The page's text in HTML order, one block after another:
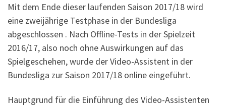
Mit dem Ende dieser laufenden Saison 2017/18 wird
eine zweijährige Testphase in der Bundesliga
abgeschlossen . Nach Offline-Tests in der Spielzeit
2016/17, also noch ohne Auswirkungen auf das
Spielgeschehen, wurde der Video-Assistent in der
Bundesliga zur Saison 2017/18 online eingeführt.
Hauptgrund für die Einführung des Video-Assistenten